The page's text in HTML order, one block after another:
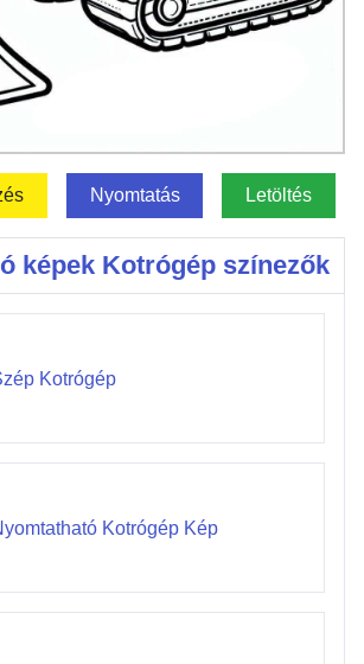
Nyomtatás Letöltés
képek Kotrógép színezők
Kotrógép
Kotrógép Kép